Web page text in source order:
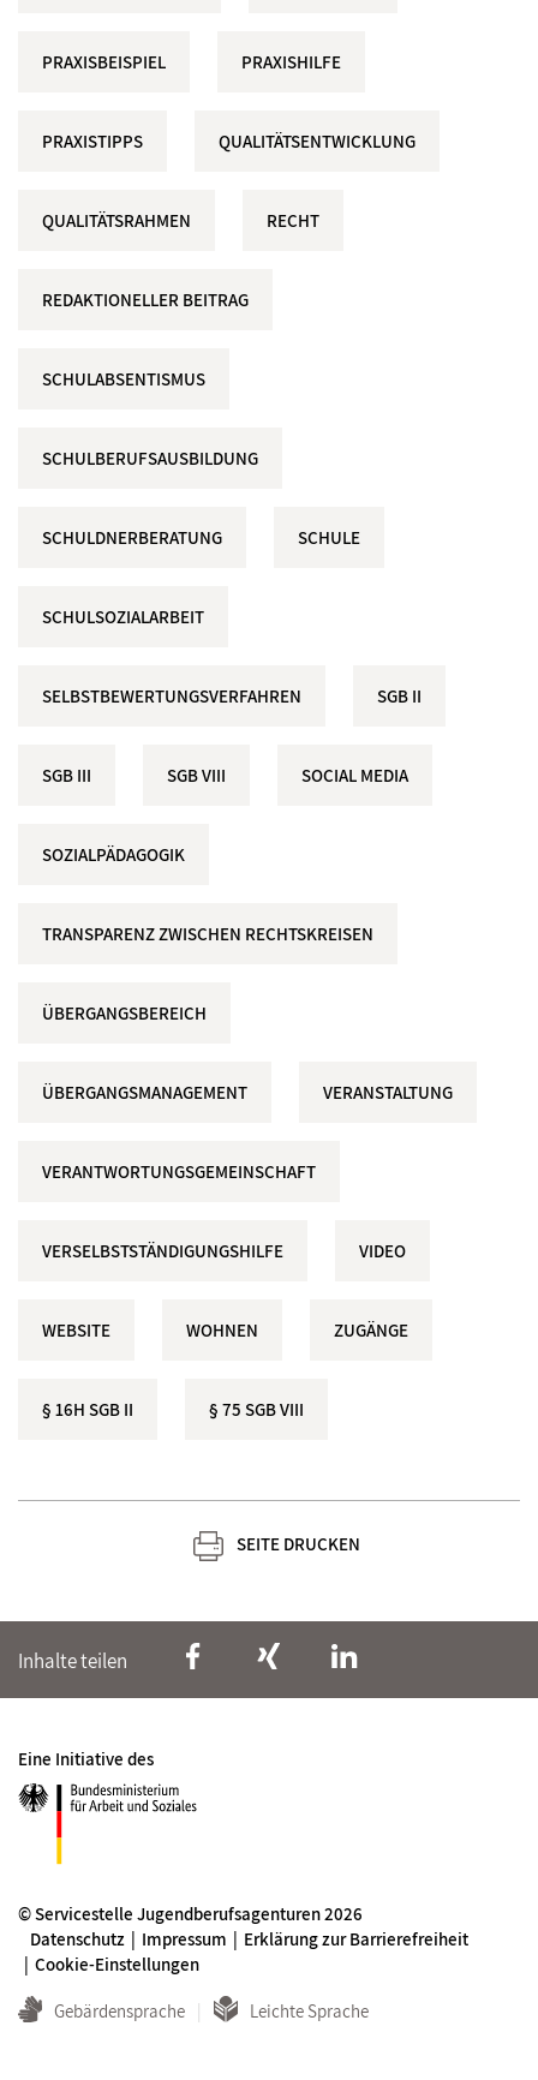
PRAXISBEISPIEL PRAXISHILFE
PRAXISTIPPS QUALITÄTSENTWICKLUNG
QUALITÄTSRAHMEN RECHT
REDAKTIONELLER BEITRAG
SCHULABSENTISMUS
SCHULBERUFSAUSBILDUNG
SCHULDNERBERATUNG SCHULE
SCHULSOZIALARBEIT
SELBSTBEWERTUNGSVERFAHREN SGB II
SGB III SGB VIII SOCIAL MEDIA
SOZIALPÄDAGOGIK
TRANSPARENZ ZWISCHEN RECHTSKREISEN
ÜBERGANGSBEREICH
ÜBERGANGSMANAGEMENT VERANSTALTUNG
VERANTWORTUNGSGEMEINSCHAFT
VERSELBSTSTÄNDIGUNGSHILFE VIDEO
WEBSITE WOHNEN ZUGÄNGE
§ 16H SGB II § 75 SGB VIII
SEITE DRUCKEN
Inhalte teilen
Eine Initiative des
© Servicestelle Jugendberufsagenturen 2026
Datenschutz
Impressum
Erklärung zur Barrierefreiheit
Cookie-Einstellungen
Gebärdensprache Leichte Sprache